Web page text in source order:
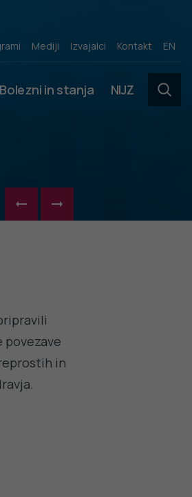
Mediji Izvajalci Kontakt EN
Bolezni in stanja NIJZ
povezave
in